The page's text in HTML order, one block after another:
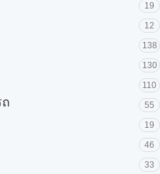
19
12
138
130
110
55
19
46
33